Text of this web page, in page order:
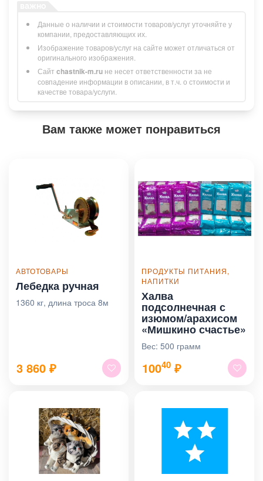
Данные о наличии и стоимости товаров/услуг уточняйте у
компании, предоставляющих их.
Изображение товаров/услуг на сайте может отличаться от
оригинального изображения.
Сайт chastnik-m.ru не несет ответственности за не
совпадение информации в описании, в т.ч. о стоимости и
качестве товара/услуги.
Вам также может понравиться
АВТОТОВАРЫ
Лебедка ручная
1360 кг, длина троса 8м
3 860 ₽
ПРОДУКТЫ ПИТАНИЯ,
НАПИТКИ
Халва
подсолнечная с
изюмом/арахисом
«Мишкино счастье»
Вес: 500 грамм
10040 ₽